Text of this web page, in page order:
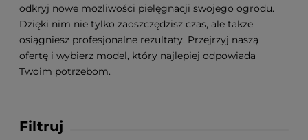
Filtruj
odkryj nowe możliwości pielęgnacji swojego ogrodu.
Dzięki nim nie tylko zaoszczędzisz czas, ale także
osiągniesz profesjonalne rezultaty. Przejrzyj naszą
ofertę i wybierz model, który najlepiej odpowiada
Twoim potrzebom.